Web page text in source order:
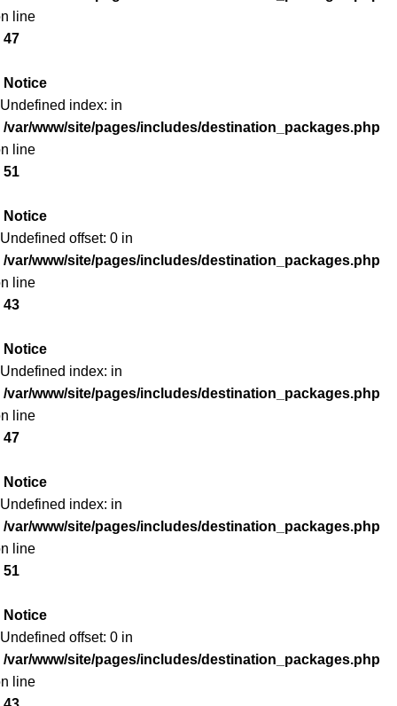
line
47
Notice
index: in
/var/www/site/pages/includes/destination_packages.php
line
51
Notice
offset: 0 in
/var/www/site/pages/includes/destination_packages.php
line
43
Notice
index: in
/var/www/site/pages/includes/destination_packages.php
line
47
Notice
index: in
/var/www/site/pages/includes/destination_packages.php
line
51
Notice
offset: 0 in
/var/www/site/pages/includes/destination_packages.php
line